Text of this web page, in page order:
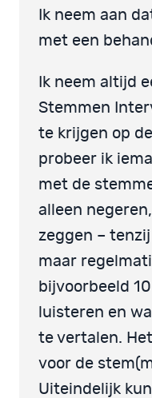
Ik neem aan
met een
Ik neem altijd
Stemmen
te krijgen op
probeer ik
met de
alleen
zeggen –
maar
bijvoorbeeld
luisteren en
te vertalen.
voor de
Uiteindelijk